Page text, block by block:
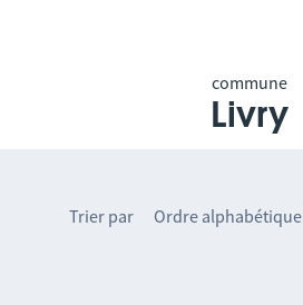
commune
Livry
Trier par Ordre alphabétique